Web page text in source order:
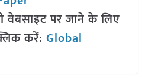
पर जाने के लिए
करें: Global